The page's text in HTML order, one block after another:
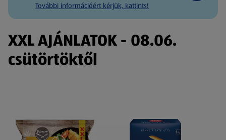
További információért kérjük, kattints!
XXL AJÁNLATOK - 08.06.
csütörtöktől